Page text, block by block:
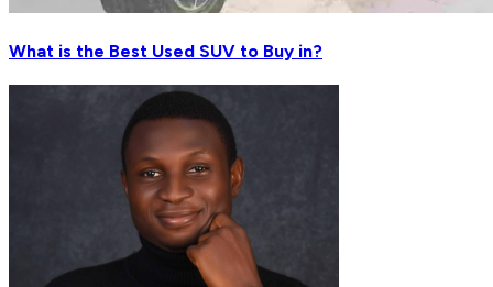
What is the Best Used SUV to Buy in?